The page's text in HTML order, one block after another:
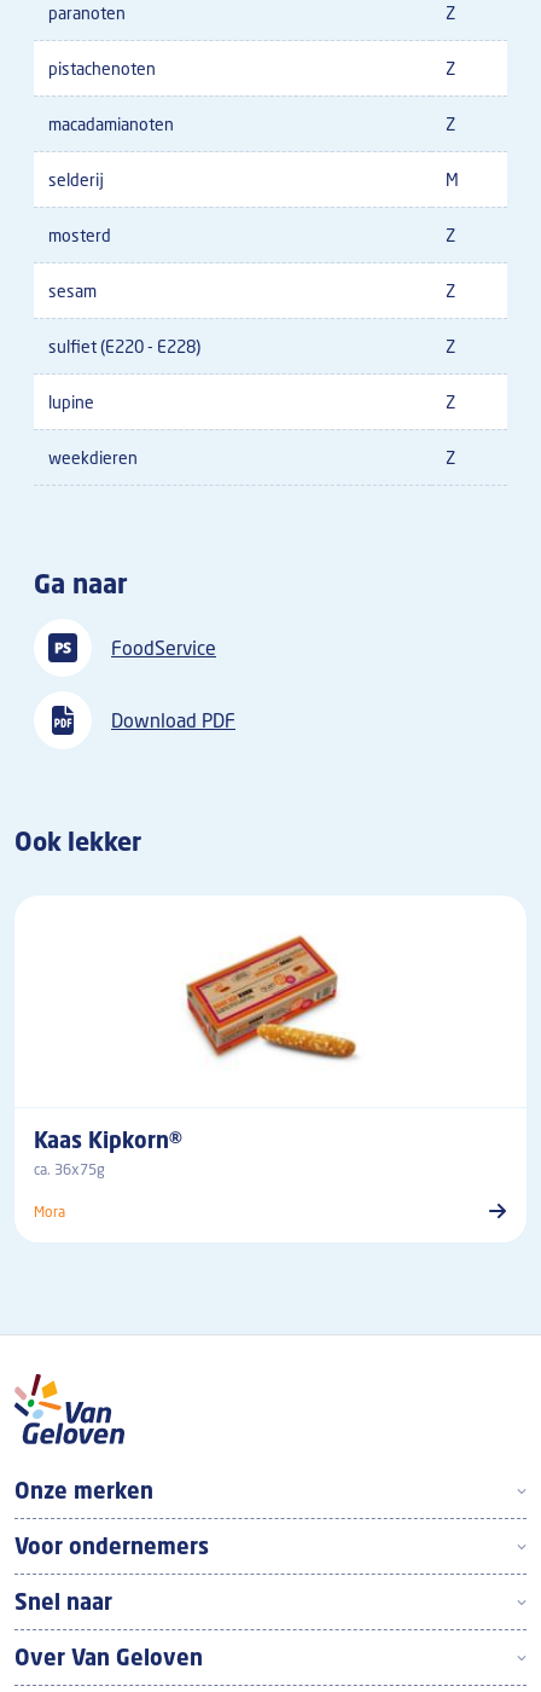
paranoten Z
pistachenoten Z
macadamianoten Z
selderij M
mosterd Z
sesam Z
sulfiet (E220 - E228) Z
lupine Z
weekdieren Z
Ga naar
FoodService
Download PDF
Ook lekker
Kaas Kipkorn®
ca. 36x75g
Mora
Boven footer
Onze merken
Voor ondernemers
Snel naar
Over Van Geloven